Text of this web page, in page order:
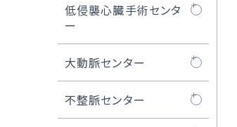
大動脈弁治療TAVI
SHDセンターについ
SHDセンタートピッ
クス
TAVI治療
低侵襲心臓手術センタ
ー
MICS（低侵襲心臓
手術）とは
ロボット心臓手術
大動脈センター
大動脈センターにつ
いて
不整脈センター